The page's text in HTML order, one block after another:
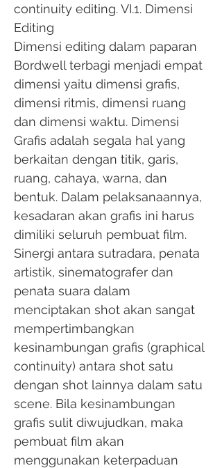
continuity editing. VI.1. Dimensi
Editing
Dimensi editing dalam paparan
Bordwell terbagi menjadi empat
dimensi yaitu dimensi grafis,
dimensi ritmis, dimensi ruang
dan dimensi waktu. Dimensi
Grafis adalah segala hal yang
berkaitan dengan titik, garis,
ruang, cahaya, warna, dan
bentuk. Dalam pelaksanaannya,
kesadaran akan grafis ini harus
dimiliki seluruh pembuat film.
Sinergi antara sutradara, penata
artistik, sinematografer dan
penata suara dalam
menciptakan shot akan sangat
mempertimbangkan
kesinambungan grafis (graphical
continuity) antara shot satu
dengan shot lainnya dalam satu
scene. Bila kesinambungan
grafis sulit diwujudkan, maka
pembuat film akan
menggunakan keterpaduan